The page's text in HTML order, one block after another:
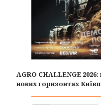
AGRO CHALLENGE
нових горизонтах